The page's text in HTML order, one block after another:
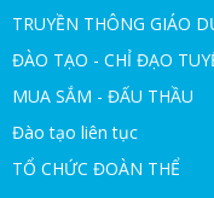
TRUYỀN THÔNG GIÁO
ĐÀO TẠO - CHỈ ĐẠO
MUA SẮM - ĐẤU THẦU
Đào tạo liên tục
TỔ CHỨC ĐOÀN THỂ